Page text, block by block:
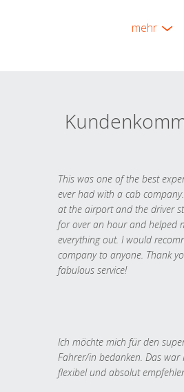
mehr
This was one of the best
ever had with a cab
at the airport and the driver
for over an hour and helped
everything out. I would
company to anyone. Thank
fabulous service!
Ich möchte mich für den
Fahrer/in bedanken. Das war
flexibel und absolut